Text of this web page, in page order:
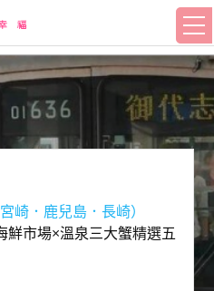
崎．鹿兒島．長崎）
鮮市場×溫泉三大蟹精選五